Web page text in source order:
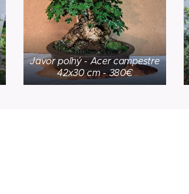
Javor poľný - Acer campestre
42x30 cm - 380€